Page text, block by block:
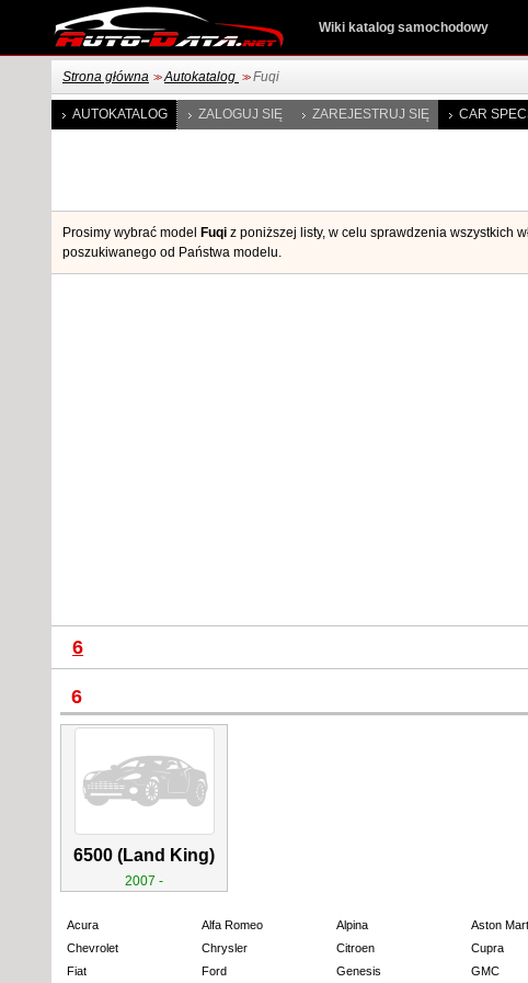
Wiki katalog samochodowy
Strona główna >> Autokatalog >> Fuqi
AUTOKATALOG ZALOGUJ SIĘ ZAREJESTRUJ SIĘ CAR
Prosimy wybrać model Fuqi z poniższej listy, w celu sprawdzenia wszystkich
poszukiwanego od Państwa modelu.
6
6
6500 (Land King)
2007 -
Acura Alfa Romeo Alpina Aston
Chevrolet
Chrysler Citroen Cupra
Fiat
Ford Genesis GMC